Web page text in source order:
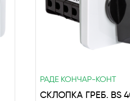
РАДЕ КОНЧАР-КОНТ
СКЛОПКА ГРЕБ. BS